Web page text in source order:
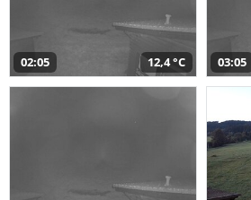
02:05 12,4 °C 03:05